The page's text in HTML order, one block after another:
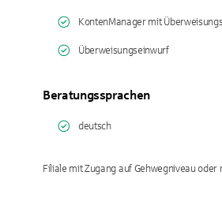
KontenManager mit
Überweisungseinwurf
Beratungssprachen
deutsch
Filiale mit Zugang auf Gehwegniveau oder